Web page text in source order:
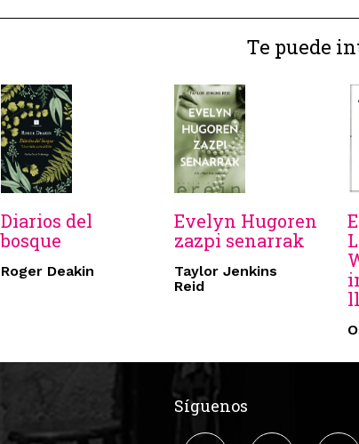
Te puede
Diarios del
bosque
Roger Deakin
Evelyn Hugoren
zazpi senarrak
Taylor Jenkins
Reid
Síguenos